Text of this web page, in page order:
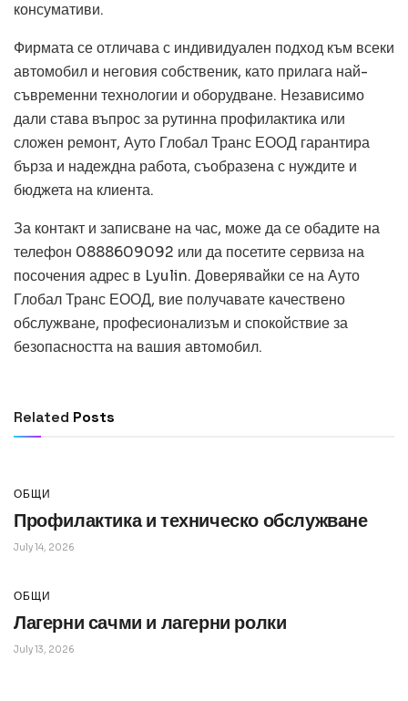
консумативи.
Фирмата се отличава с индивидуален подход към всеки
автомобил и неговия собственик, като прилага най-
съвременни технологии и оборудване. Независимо
дали става въпрос за рутинна профилактика или
сложен ремонт, Ауто Глобал Транс ЕООД гарантира
бърза и надеждна работа, съобразена с нуждите и
бюджета на клиента.
За контакт и записване на час, може да се обадите на
телефон 0888609092 или да посетите сервиза на
посочения адрес в Lyulin. Доверявайки се на Ауто
Глобал Транс ЕООД, вие получавате качествено
обслужване, професионализъм и спокойствие за
безопасността на вашия автомобил.
Related Posts
ОБЩИ
ОБЩИ
Профилактика и техническо обслужване
July 14, 2026
ОБЩИ
Лагерни сачми и лагерни ролки
July 13, 2026